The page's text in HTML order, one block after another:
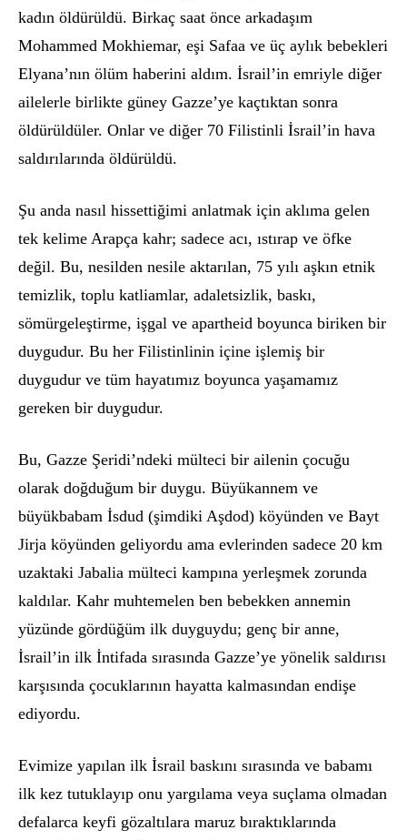
kadın öldürüldü. Birkaç saat önce arkadaşım
Mohammed Mokhiemar, eşi Safaa ve üç aylık bebekleri
Elyana’nın ölüm haberini aldım. İsrail’in emriyle diğer
ailelerle birlikte güney Gazze’ye kaçtıktan sonra
öldürüldüler. Onlar ve diğer 70 Filistinli İsrail’in hava
saldırılarında öldürüldü.
Şu anda nasıl hissettiğimi anlatmak için aklıma gelen
tek kelime Arapça kahr; sadece acı, ıstırap ve öfke
değil. Bu, nesilden nesile aktarılan, 75 yılı aşkın etnik
temizlik, toplu katliamlar, adaletsizlik, baskı,
sömürgeleştirme, işgal ve apartheid boyunca biriken bir
duygudur. Bu her Filistinlinin içine işlemiş bir
duygudur ve tüm hayatımız boyunca yaşamamız
gereken bir duygudur.
Bu, Gazze Şeridi’ndeki mülteci bir ailenin çocuğu
olarak doğduğum bir duygu. Büyükannem ve
büyükbabam İsdud (şimdiki Aşdod) köyünden ve Bayt
Jirja köyünden geliyordu ama evlerinden sadece 20 km
uzaktaki Jabalia mülteci kampına yerleşmek zorunda
kaldılar. Kahr muhtemelen ben bebekken annemin
yüzünde gördüğüm ilk duyguydu; genç bir anne,
İsrail’in ilk İntifada sırasında Gazze’ye yönelik saldırısı
karşısında çocuklarının hayatta kalmasından endişe
ediyordu.
Evimize yapılan ilk İsrail baskını sırasında ve babamı
ilk kez tutuklayıp onu yargılama veya suçlama olmadan
defalarca keyfi gözaltılara maruz bıraktıklarında